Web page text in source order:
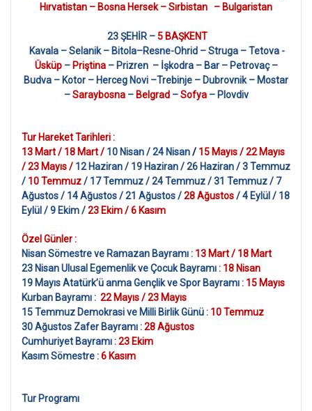
Hırvatistan – Bosna Hersek – Sırbistan – Bulgaristan
23 ŞEHİR –5 BAŞKENT
Kavala – Selanik – Bitola–Resne-Ohrid – Struga – Tetova -
Üsküp– Priştina– Prizren – İşkodra – Bar – Petrovaç –
Budva – Kotor – Herceg Novi –Trebinje – Dubrovnik – Mostar
–Saraybosna– Belgrad–Sofya– Plovdiv
Tur Hareket Tarihleri :
13 Mart / 18 Mart / 10 Nisan / 24 Nisan/ 15 Mayıs / 22 Mayıs
/ 23 Mayıs / 12 Haziran / 19 Haziran / 26 Haziran / 3 Temmuz
/ 10 Temmuz/ 17 Temmuz / 24 Temmuz / 31 Temmuz / 7
Ağustos / 14 Ağustos / 21 Ağustos /28 Ağustos/ 4 Eylül / 18
Eylül / 9 Ekim /23 Ekim / 6 Kasım
Özel Günler :
Nisan Sömestre ve Ramazan Bayramı : 13 Mart / 18 Mart
23 Nisan Ulusal Egemenlik ve Çocuk Bayramı : 18 Nisan
19 Mayıs Atatürk’ü anma Gençlik ve Spor Bayramı : 15 Mayıs
Kurban Bayramı : 22 Mayıs / 23 Mayıs
15 Temmuz Demokrasi ve Milli Birlik Günü : 10 Temmuz
30 Ağustos Zafer Bayramı :28 Ağustos
Cumhuriyet Bayramı: 23 Ekim
Kasım Sömestre :6 Kasım
Tur Programı